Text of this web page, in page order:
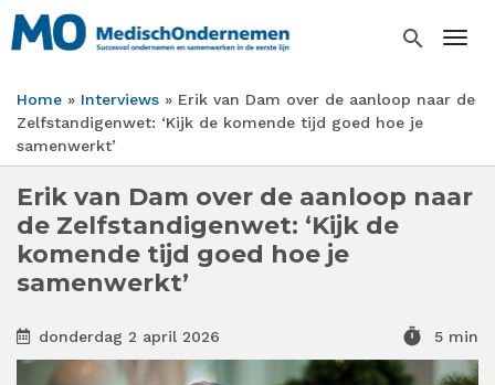
Overslaan
en
inhoud
gaan
search
Kruimelpad
Home Interviews
Erik van Dam over de aanloop naar de
Zelfstandigenwet: ‘Kijk de komende tijd goed hoe je
samenwerkt’
Erik van Dam over de aanloop naar
de Zelfstandigenwet: ‘Kijk de
komende tijd goed hoe je
samenwerkt’
donderdag 2 april 2026 timer 5 min